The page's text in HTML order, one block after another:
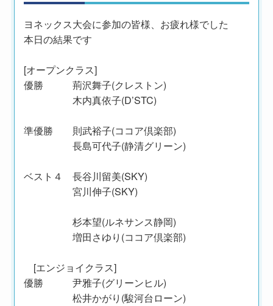
ヨネックス大会に参加の皆様、お疲れ様でした
本日の結果です
[オープンクラス]
優勝 荊沢舞子(クレストン)
木内真依子(D’STC)
準優勝 則武裕子(ココア倶楽部)
長島可代子(静清グリーン)
ベスト４ 長谷川留美(SKY)
宮川伸子(SKY)
杉本望(ルネサンス静岡)
増田さゆり(ココア倶楽部)
[エンジョイクラス]
優勝 尹雅子(グリーンヒル)
松井かがり(駿河台ローン)